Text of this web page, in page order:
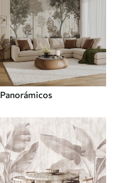
Panorámicos